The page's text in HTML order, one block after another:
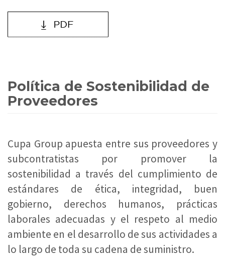
Política de Sostenibilidad de
Proveedores
Cupa Group apuesta entre sus proveedores y
subcontratistas por promover la
sostenibilidad a través del cumplimiento de
estándares de ética, integridad, buen
gobierno, derechos humanos, prácticas
laborales adecuadas y el respeto al medio
ambiente en el desarrollo de sus actividades a
lo largo de toda su cadena de suministro.